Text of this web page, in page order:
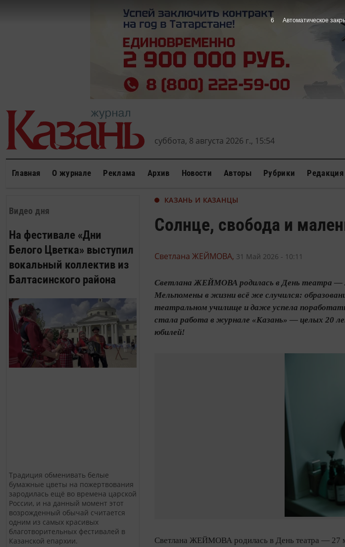
суббота, 8 августа 2026 г., 15:54
Главная О журнале Реклама Архив Новости Авторы Рубрики Редакция
Видео дня
На фестивале «Дни
Белого Цветка» выступил
вокальный коллектив из
Балтасинского района
Традиция обменивать белые
бумажные цветы на пожертвования
зародилась ещё во времена царской
России, и на данный момент этот
возрожденный обычай считается
одним из самых красивых
благотворительных фестивалей в
Казанской епархии.
КАЗАНЬ И КАЗАНЦЫ
Солнце, свобода и
Cветлана ЖЕЙМОВА, 31 Май 2026 - 10:11
Светлана ЖЕЙМОВА родилась в День театра —
Мельпомены в жизни всё же случился:
театральном училище и даже успела
стала работа в журнале «Казань» — целых 20
юбилей!
Светлана ЖЕЙМОВА родилась в День театра — 27
4 Автоматическое